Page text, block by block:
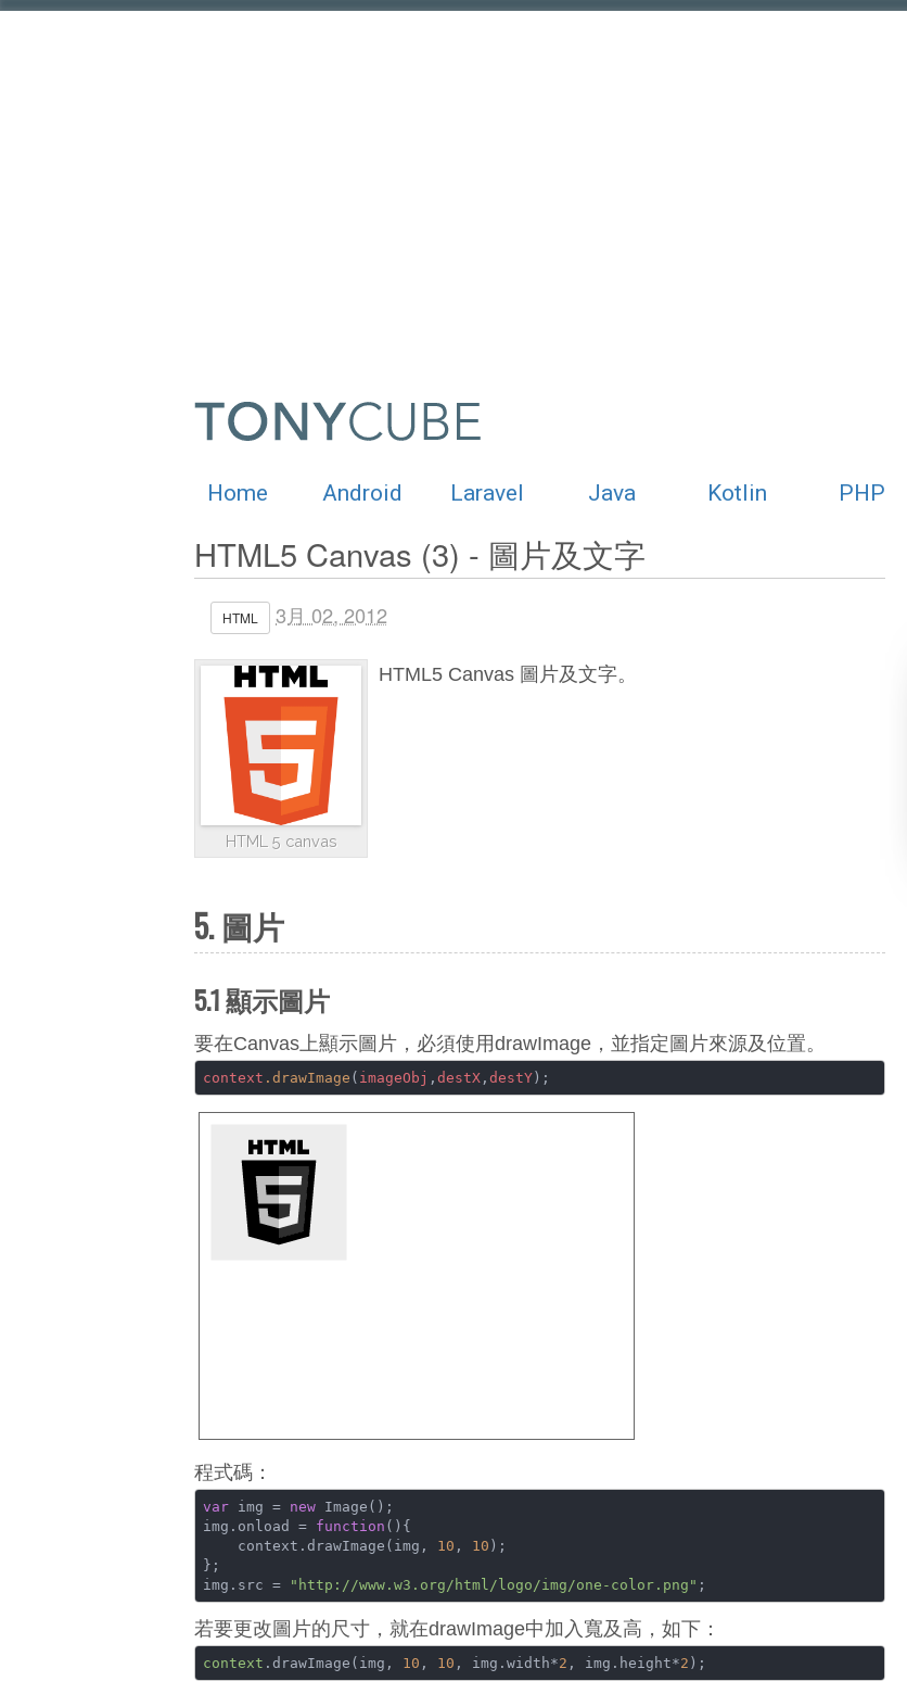
Home Android Laravel Java Kotlin PHP
HTML5 Canvas (3) - 圖片及文字
HTML 3月 02, 2012
HTML 5 canvas
HTML5 Canvas 圖片及文字。
5. 圖片
5.1 顯示圖片
要在Canvas上顯示圖片，必須使用drawImage，並指定圖片來源及位置。
context .drawImage ( imageObj , destX, destY);
程式碼：
var img = new Image();
img.onload = function ( ) {
    context.drawImage(img,
10 , 10 );
};
img.src =
"http://www.w3.org/html/logo/img/one-color.png" ;
若要更改圖片的尺寸，就在drawImage中加入寬及高，如下：
context .drawImage(img, 10 , 10 , img.width*2 , img.height*2 );